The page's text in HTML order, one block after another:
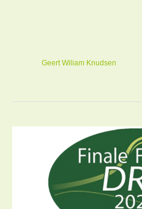
Geert Wiliam Knudsen
Fortgeschrittene